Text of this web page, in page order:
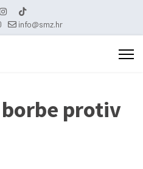
info@smz.hr
protiv